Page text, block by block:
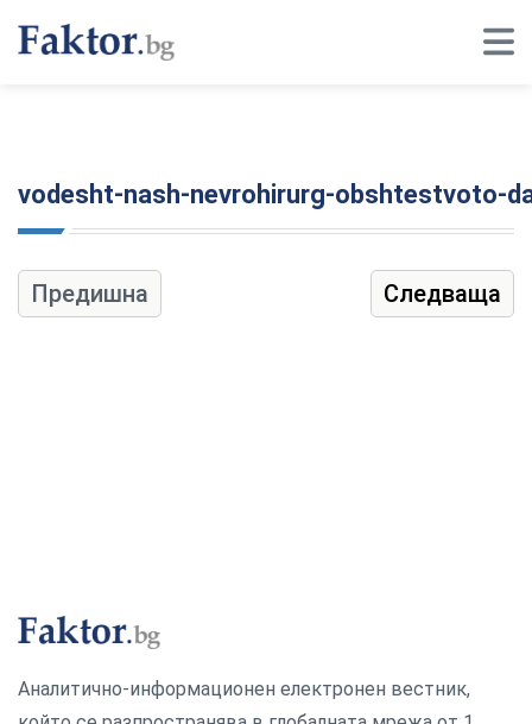
vodesht-nash-nevrohirurg-obshtestvoto-
Предишна Следваща
Аналитично-информационен електронен вестник,